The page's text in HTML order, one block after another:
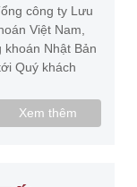
công ty Lưu
Việt Nam,
khoán Nhật Bản
Quý khách
Xem thêm